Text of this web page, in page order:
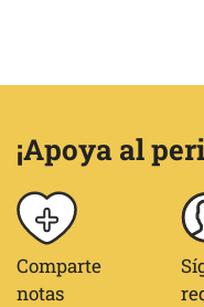
¡Apoya al
Comparte
notas